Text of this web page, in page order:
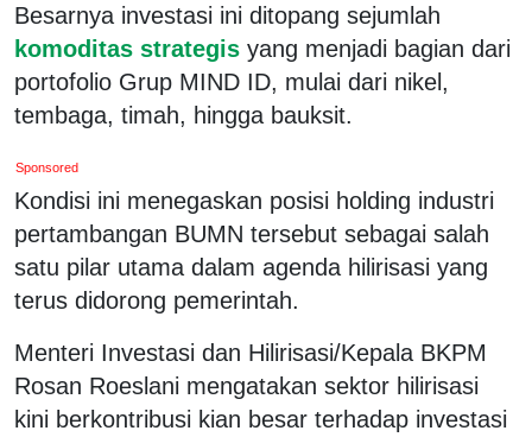
Besarnya investasi ini ditopang sejumlah
komoditas strategis yang menjadi bagian dari
portofolio Grup MIND ID, mulai dari nikel,
tembaga, timah, hingga bauksit.
Sponsored
Kondisi ini menegaskan posisi holding industri
pertambangan BUMN tersebut sebagai salah
satu pilar utama dalam agenda hilirisasi yang
terus didorong pemerintah.
Menteri Investasi dan Hilirisasi/Kepala BKPM
Rosan Roeslani mengatakan sektor hilirisasi
kini berkontribusi kian besar terhadap investasi